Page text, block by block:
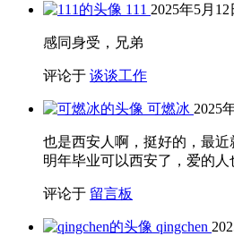
111 2025年5月12
感同身受，兄弟
评论于 谈谈工作
可燃冰 2025
也是西安人啊，挺好的，最
明年毕业可以西安了，爱的人
评论于 留言板
qingchen